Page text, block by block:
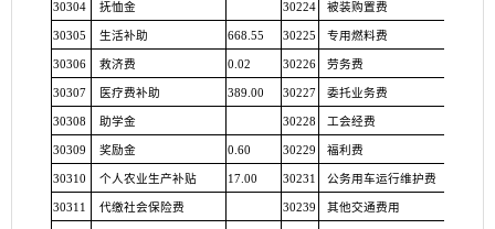
30304 抚恤金 30224 被装购置费
30305 生活补助 668.55 30225 专用燃料费
30306 救济费 0.02 30226 劳务费
30307 医疗费补助 389.00 30227 委托业务费
30308 助学金 30228 工会经费
30309 奖励金 0.60 30229 福利费
30310 个人农业生产补贴 17.00 30231 公务用车运行维护费
30311 代缴社会保险费 30239 其他交通费用